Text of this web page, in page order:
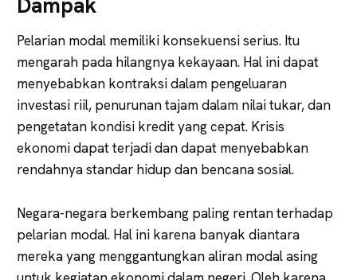
Pelarian modal memiliki konsekuensi serius. Itu
mengarah pada hilangnya kekayaan. Hal ini dapat
menyebabkan kontraksi dalam pengeluaran
investasi riil, penurunan tajam dalam nilai tukar, dan
pengetatan kondisi kredit yang cepat. Krisis
ekonomi dapat terjadi dan dapat menyebabkan
rendahnya standar hidup dan bencana sosial.
Negara-negara berkembang paling rentan terhadap
pelarian modal. Hal ini karena banyak diantara
mereka yang menggantungkan aliran modal asing